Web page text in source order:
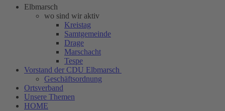
Elbmarsch
wo sind wir aktiv
Kreistag
Samtgemeinde
Drage
Marschacht
Tespe
Vorstand der CDU Elbmarsch
Geschäftsordnung
Ortsverband
Unsere Themen
HOME